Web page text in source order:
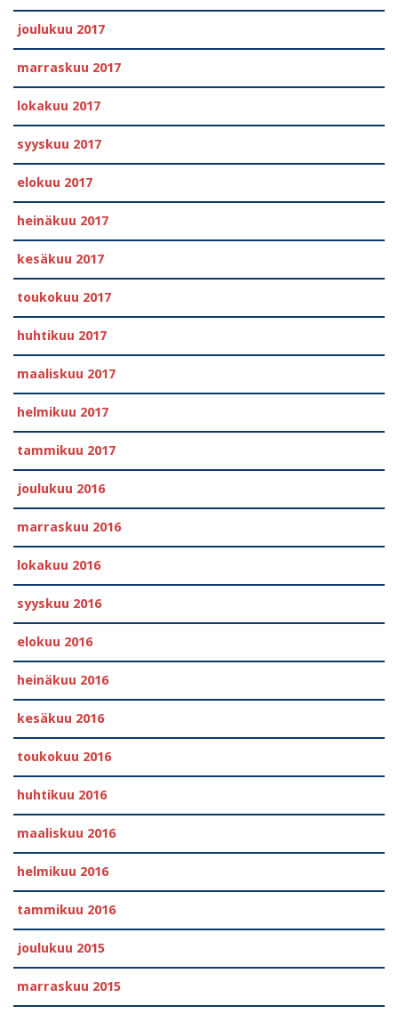
joulukuu 2017
marraskuu 2017
lokakuu 2017
syyskuu 2017
elokuu 2017
heinäkuu 2017
kesäkuu 2017
toukokuu 2017
huhtikuu 2017
maaliskuu 2017
helmikuu 2017
tammikuu 2017
joulukuu 2016
marraskuu 2016
lokakuu 2016
syyskuu 2016
elokuu 2016
heinäkuu 2016
kesäkuu 2016
toukokuu 2016
huhtikuu 2016
maaliskuu 2016
helmikuu 2016
tammikuu 2016
joulukuu 2015
marraskuu 2015